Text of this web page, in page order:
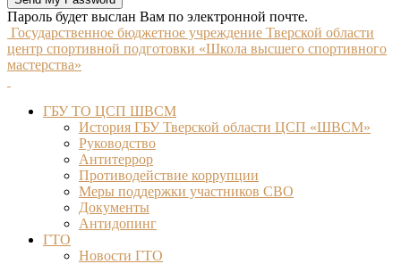
Пароль будет выслан Вам по электронной почте.
Государственное бюджетное учреждение Тверской области
центр спортивной подготовки «Школа высшего спортивного
мастерства»
ГБУ ТО ЦСП ШВСМ
История ГБУ Тверской области ЦСП «ШВСМ»
Руководство
Антитеррор
Противодействие коррупции
Меры поддержки участников СВО
Документы
Антидопинг
ГТО
Новости ГТО